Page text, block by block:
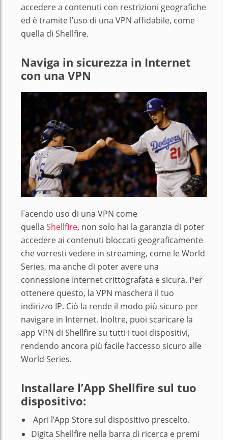
accedere a contenuti con restrizioni geografiche
ed è tramite l’uso di una VPN affidabile, come
quella di Shellfire.
Naviga in sicurezza in Internet
con una VPN
Facendo uso di una VPN come
quella Shellfire, non solo hai la garanzia di poter
accedere ai contenuti bloccati geograficamente
che vorresti vedere in streaming, come le World
Series, ma anche di poter avere una
connessione Internet crittografata e sicura. Per
ottenere questo, la VPN maschera il tuo
indirizzo IP. Ciò la rende il modo più sicuro per
navigare in Internet. Inoltre, puoi scaricare la
app VPN di Shellfire su tutti i tuoi dispositivi,
rendendo ancora più facile l’accesso sicuro alle
World Series.
Installare l’App Shellfire sul tuo
dispositivo:
Apri l’App Store sul dispositivo prescelto.
Digita Shellfire nella barra di ricerca e premi